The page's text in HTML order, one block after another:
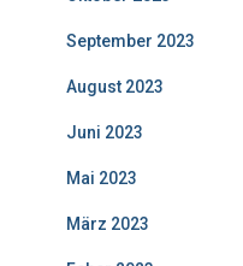
September 2023
August 2023
Juni 2023
Mai 2023
März 2023